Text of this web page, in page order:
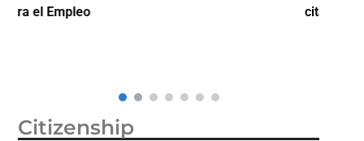
citas de visa de turista en México por 750 dólares
Citizenship